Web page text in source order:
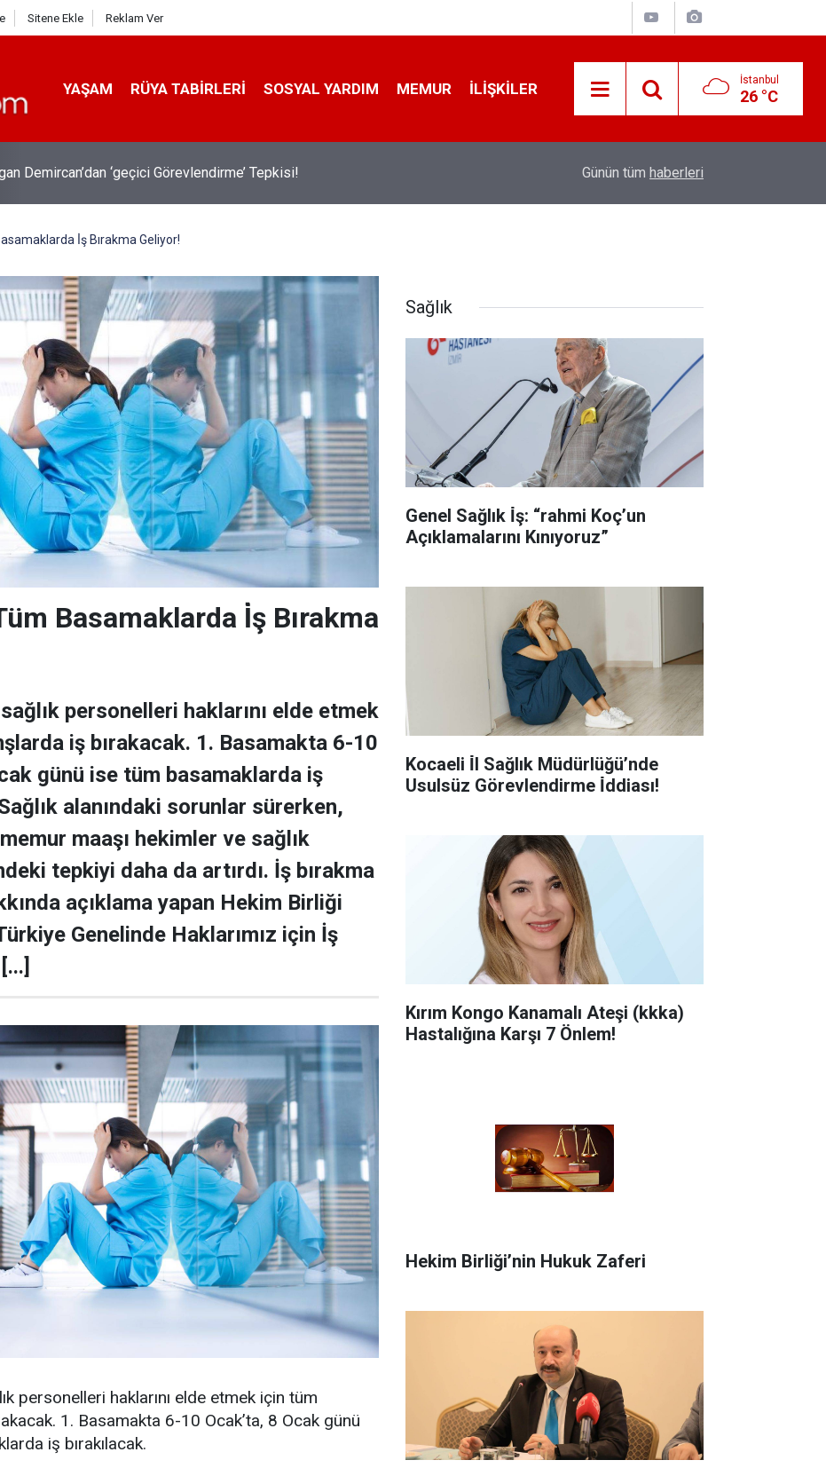
Sitene Ekle Reklam Ver
YAŞAM RÜYA TABIRLERI SOSYAL YARDIM MEMUR İLIŞKILER İstanbul
26 °C
Demircan’dan ‘geçici Görevlendirme’ Tepkisi! Sıcak Havalarda Ödem Şikayetini Hafife
Günün tüm haberleri
İ̇ş Bırakma Geliyor!
Basamaklarda İ̇ş Bırakma
personelleri haklarını elde etmek
iş bırakacak. 1. Basamakta 6-10
günü ise tüm basamaklarda iş
alanındaki sorunlar sürerken,
maaşı hekimler ve sağlık
tepkiyi daha da artırdı. İş bırakma
açıklama yapan Hekim Birliği
Genelinde Haklarımız için İş
personelleri haklarını elde etmek için tüm
1. Basamakta 6-10 Ocak’ta, 8 Ocak günü
iş bırakılacak.
Sağlık
Genel Sağlık İ̇ş: “rahmi Koç’un
Açıklamalarını Kınıyoruz”
Kocaeli İ̇l Sağlık Müdürlüğü’nde
Usulsüz Görevlendirme İ̇ddiası!
Kırım Kongo Kanamalı Ateşi (kkka)
Hastalığına Karşı 7 Önlem!
Hekim Birliği’nin Hukuk Zaferi